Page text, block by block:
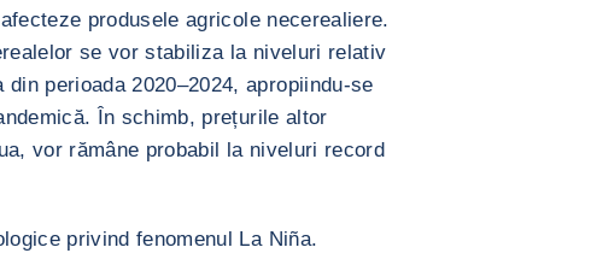
produsele agricole necerealiere.
se vor stabiliza la niveluri relativ
perioada 2020–2024, apropiindu-se
În schimb, prețurile altor
vor rămâne probabil la niveluri record
privind fenomenul La Niña.